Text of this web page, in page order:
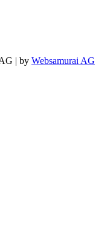
| by Web­sa­mu­rai AG